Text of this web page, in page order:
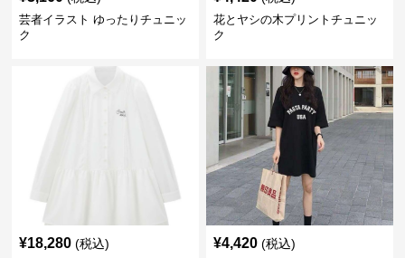
芸者イラスト ゆったりチュニッ
ク
花とヤシの木プリントチュニッ
ク
¥18,280 (税込) ¥4,420 (税込)